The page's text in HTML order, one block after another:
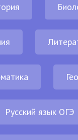
Русский язык ОГЭ